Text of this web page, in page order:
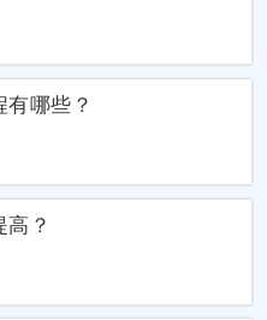
哪些？
？